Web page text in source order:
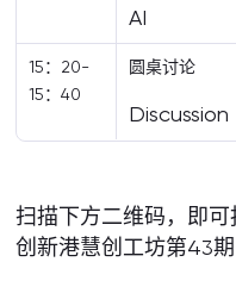
AI
15：20-
15：40
圆桌讨论
Discussion
扫描下方二维码，即
创新港慧创工坊第43期